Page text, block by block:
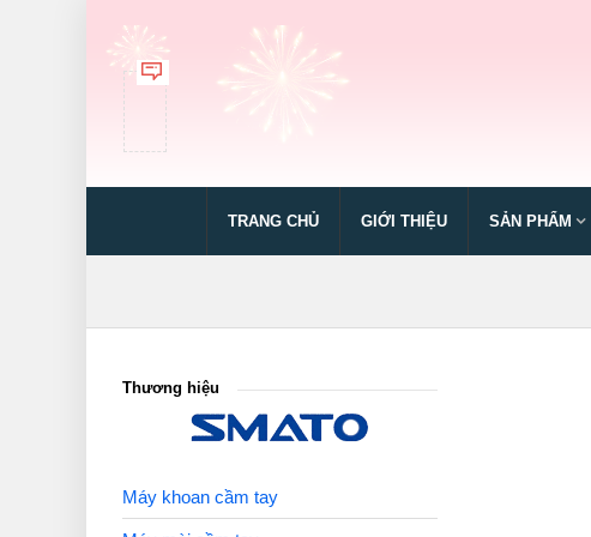
TRANG CHỦ GIỚI THIỆU SẢN PHẨM
Thương hiệu
Máy khoan cầm tay